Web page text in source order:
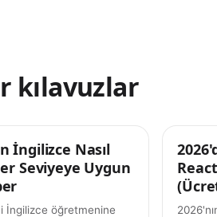
kılavuzlar
İngilizce Nasıl
Seviyeye Uygun
İngilizce öğretmenine
İpuçları